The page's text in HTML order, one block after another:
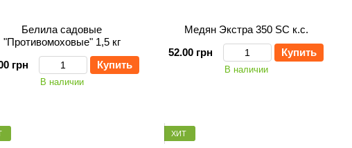
Белила садовые
"Противомоховые" 1,5 кг
грн
Купить
В наличии
Медян Экстра 350 SC к.с.
52.00 грн
Купить
В наличии
ХИТ